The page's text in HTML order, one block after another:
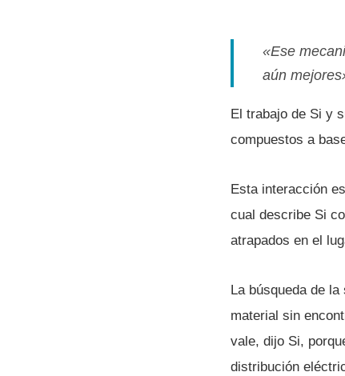
«Ese
aún
El trabajo de Si y
compuestos a
Esta interacción
cual describe Si
atrapados en el
La búsqueda de
material sin
vale, dijo Si,
distribución